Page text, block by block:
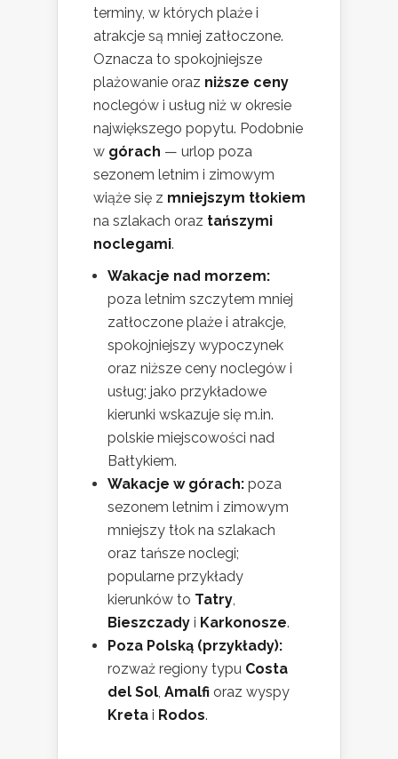
terminy, w których plaże i
atrakcje są mniej zatłoczone.
Oznacza to spokojniejsze
plażowanie oraz niższe ceny
noclegów i usług niż w okresie
największego popytu. Podobnie
w górach — urlop poza
sezonem letnim i zimowym
wiąże się z mniejszym tłokiem
na szlakach oraz tańszymi
noclegami.
Wakacje nad morzem:
poza letnim szczytem mniej
zatłoczone plaże i atrakcje,
spokojniejszy wypoczynek
oraz niższe ceny noclegów i
usług; jako przykładowe
kierunki wskazuje się m.in.
polskie miejscowości nad
Bałtykiem.
Wakacje w górach: poza
sezonem letnim i zimowym
mniejszy tłok na szlakach
oraz tańsze noclegi;
popularne przykłady
kierunków to Tatry,
Bieszczady i Karkonosze.
Poza Polską (przykłady):
rozważ regiony typu Costa
del Sol, Amalfi oraz wyspy
Kreta i Rodos.